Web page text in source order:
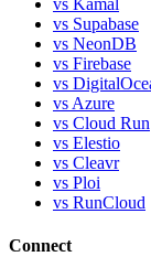
vs Supabase
vs NeonDB
vs Firebase
vs
vs Azure
vs Cloud Run
vs Elestio
vs Cleavr
vs Ploi
vs RunCloud
Connect